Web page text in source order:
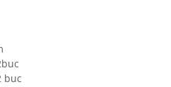
buc